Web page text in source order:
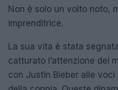
Non è solo un volto noto,
imprenditrice.
La sua vita è stata
catturato l’attenzione dei
con Justin Bieber alle